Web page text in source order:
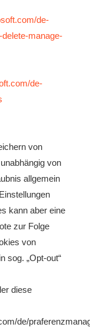
de-
manage-
de-
von
von
allgemein
kann aber eine
zur Folge
von
sog. „Opt-out“
diese
de/